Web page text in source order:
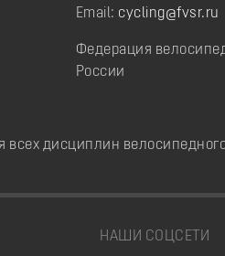
Email: cycling@fvsr.ru
Федерация
России
дисциплин
НАШИ СОЦСЕТИ